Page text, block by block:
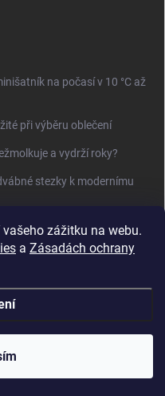
zážitku na webu.
a Zásadách ochrany
na počasí v 10 °C až
při výběru oblečení
a vydrží roky?
stezky k modernímu
vyhrazena.Upravit nastavení